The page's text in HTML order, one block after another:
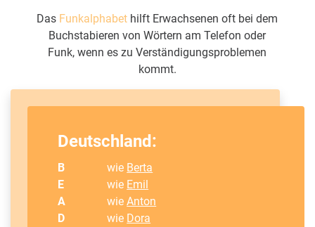
Das Funkalphabet hilft Erwachsenen oft bei dem
Buchstabieren von Wörtern am Telefon oder
Funk, wenn es zu Verständigungsproblemen
kommt.
Deutschland:
B wie Berta
E
wie Emil
A
wieAnton
D
wie Dora